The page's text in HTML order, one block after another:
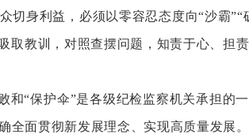
切身利益，必须以零容忍态度向“沙霸”“
取教训，对照查摆问题，知责于心、担
和“保护伞”是各级纪检监察机关承担的
全面贯彻新发展理念、实现高质量发展